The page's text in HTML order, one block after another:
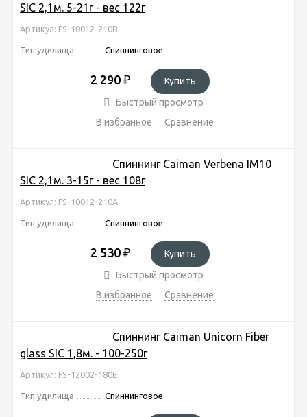
SIC 2,1м. 5-21г - вес 122г
Артикул: FS-10012-210B
Тип удилища Спиннинговое
2 290 ₽
Купить
Быстрый просмотр
В избранное
Сравнение
Спиннинг Caiman Verbena IM10
SIC 2,1м. 3-15г - вес 108г
Артикул: FS-10012-210A
Тип удилища Спиннинговое
2 530 ₽
Купить
Быстрый просмотр
В избранное
Сравнение
Спиннинг Caiman Unicorn Fiber
glass SIC 1,8м. - 100-250г
Артикул: FS-12002-180E
Тип удилища Спиннинговое